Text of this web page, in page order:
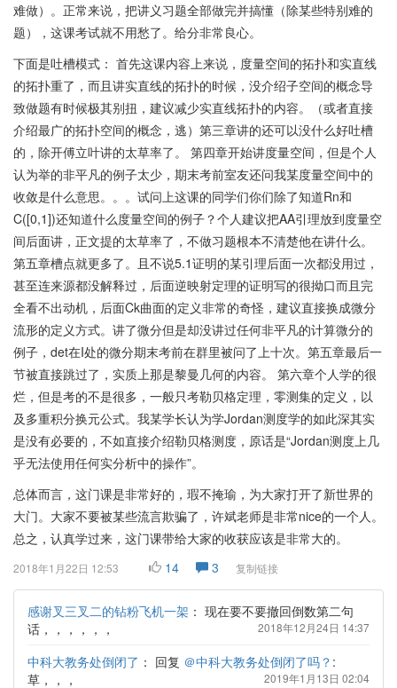
难做）。正常来说，把讲义习题全部做完并搞懂（除某些特别难的
题），这课考试就不用愁了。给分非常良心。
下面是吐槽模式： 首先这课内容上来说，度量空间的拓扑和实直线
的拓扑重了，而且讲实直线的拓扑的时候，没介绍子空间的概念导
致做题有时候极其别扭，建议减少实直线拓扑的内容。（或者直接
介绍最广的拓扑空间的概念，逃）第三章讲的还可以没什么好吐槽
的，除开傅立叶讲的太草率了。 第四章开始讲度量空间，但是个人
认为举的非平凡的例子太少，期末考前室友还问我某度量空间中的
收敛是什么意思。。。试问上这课的同学们你们除了知道Rn和
C([0,1])还知道什么度量空间的例子？个人建议把AA引理放到度量空
间后面讲，正文提的太草率了，不做习题根本不清楚他在讲什么。
第五章槽点就更多了。且不说5.1证明的某引理后面一次都没用过，
甚至连来源都没解释过，后面逆映射定理的证明写的很拗口而且完
全看不出动机，后面Ck曲面的定义非常的奇怪，建议直接换成微分
流形的定义方式。讲了微分但是却没讲过任何非平凡的计算微分的
例子，det在I处的微分期末考前在群里被问了上十次。第五章最后一
节被直接跳过了，实质上那是黎曼几何的内容。 第六章个人学的很
烂，但是考的不是很多，一般只考勒贝格定理，零测集的定义，以
及多重积分换元公式。我某学长认为学Jordan测度学的如此深其实
是没有必要的，不如直接介绍勒贝格测度，原话是“Jordan测度上几
乎无法使用任何实分析中的操作”。
总体而言，这门课是非常好的，瑕不掩瑜，为大家打开了新世界的
大门。大家不要被某些流言欺骗了，许斌老师是非常nice的一个人。
总之，认真学过来，这门课带给大家的收获应该是非常大的。
2018年1月22日 12:53 14 3 复制链接
感谢叉三叉二的钻粉飞机一架 ： 现在要不要撤回倒数第二句
话，，，，，，
2018年12月24日 14:37
中科大教务处倒闭了 ： 回复 ＠中科大教务处倒闭了吗？ :
草，，，
2019年1月13日 02:04